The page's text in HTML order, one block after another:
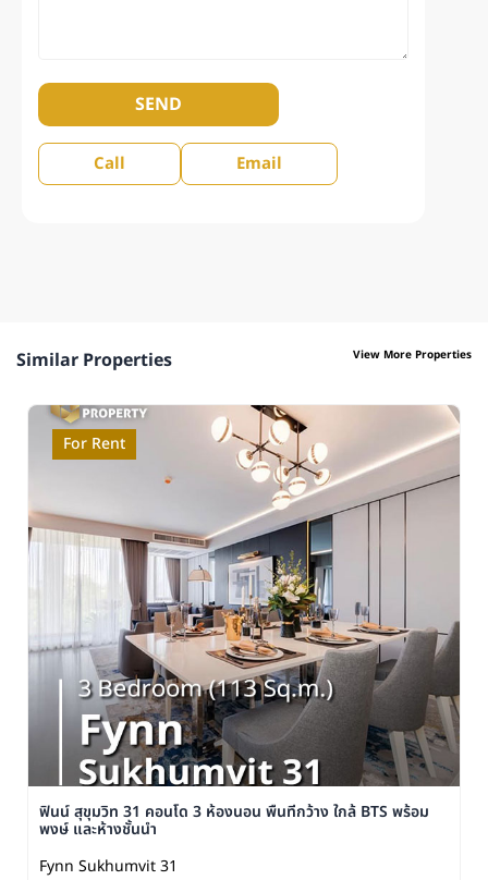
SEND
Call Email
Similar Properties View More Properties
For Rent
ฟินน์ สุขุมวิท 31 คอนโด 3 ห้องนอน พื้นที่กว้าง ใกล้ BTS พร้อม
พงษ์ และห้างชั้นนำ
Fynn Sukhumvit 31